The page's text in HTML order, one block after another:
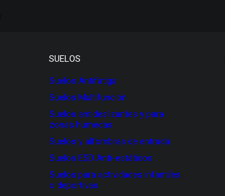
SUELOS
Suelos Antifatiga
Suelos Multifunción
Suelos antideslizantes y para
zonas húmedas
Suelos y alfombras de entrada
Suelos ESD Anti-estáticos
Suelos para actividades infantiles
o deportivas